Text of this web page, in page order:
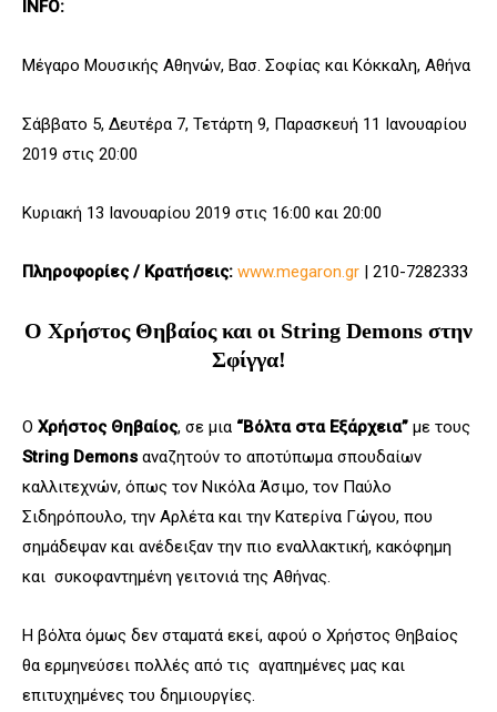
INFO:
Μέγαρο Μουσικής Αθηνών, Βασ. Σοφίας και Κόκκαλη, Αθήνα
Σάββατο 5, Δευτέρα 7, Τετάρτη 9, Παρασκευή 11 Ιανουαρίου
2019 στις 20:00
Κυριακή 13 Ιανουαρίου 2019 στις 16:00 και 20:00
Πληροφορίες / Κρατήσεις: www.megaron.gr | 210-7282333
Ο Χρήστος Θηβαίος και οι String Demons στην
Σφίγγα!
Ο Χρήστος Θηβαίος, σε μια “Βόλτα στα Εξάρχεια” με τους
String Demons αναζητούν το αποτύπωμα σπουδαίων
καλλιτεχνών, όπως τον Νικόλα Άσιμο, τον Παύλο
Σιδηρόπουλο, την Αρλέτα και την Κατερίνα Γώγου, που
σημάδεψαν και ανέδειξαν την πιο εναλλακτική, κακόφημη
και συκοφαντημένη γειτονιά της Αθήνας.
Η βόλτα όμως δεν σταματά εκεί, αφού ο Χρήστος Θηβαίος
θα ερμηνεύσει πολλές από τις αγαπημένες μας και
επιτυχημένες του δημιουργίες.